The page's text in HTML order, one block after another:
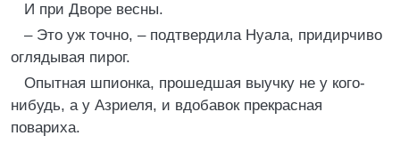
И при Дворе весны.
– Это уж точно, – подтвердила Нуала, придирчиво
оглядывая пирог.
Опытная шпионка, прошедшая выучку не у кого-
нибудь, а у Азриеля, и вдобавок прекрасная
повариха.